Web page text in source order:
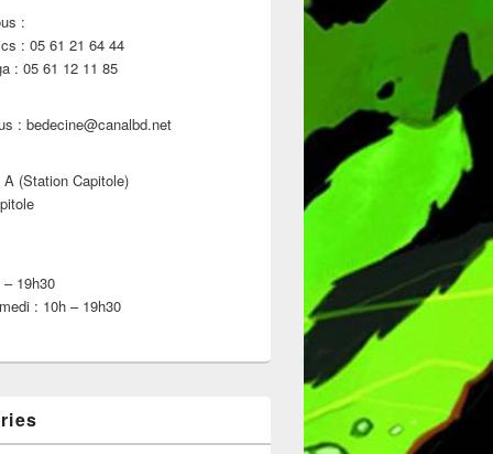
:
: 05 61 21 64 44
: 05 61 12 11 85
: bedecine@canalbd.net
A (Station Capitole)
19h30
: 10h – 19h30